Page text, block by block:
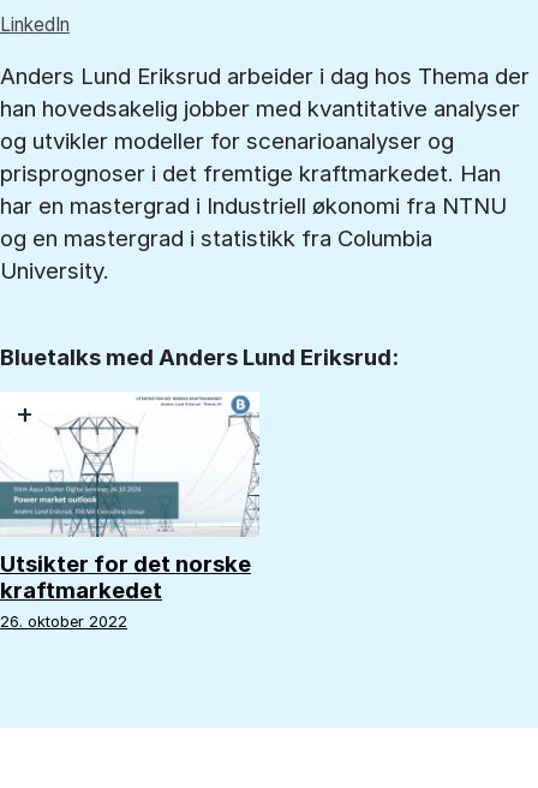
LinkedIn
Anders Lund Eriksrud arbeider i dag hos Thema der
han hovedsakelig jobber med kvantitative analyser
og utvikler modeller for scenarioanalyser og
prisprognoser i det fremtige kraftmarkedet. Han
har en mastergrad i Industriell økonomi fra NTNU
og en mastergrad i statistikk fra Columbia
University.
Bluetalks med Anders Lund Eriksrud:
+
Utsikter for det norske
kraftmarkedet
26. oktober 2022